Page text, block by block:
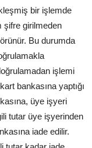
bir işlemde
şifre girilmeden
Bu durumda
işlemi
bankasına yaptığı
üye işyeri
tutar üye işyerinden
iade edilir.